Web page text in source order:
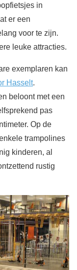
in
er een
voor te zijn.
leuke attracties.
exemplaren kan
Hasselt.
beloont met een
pas
Op de
trampolines
kinderen, al
rustig